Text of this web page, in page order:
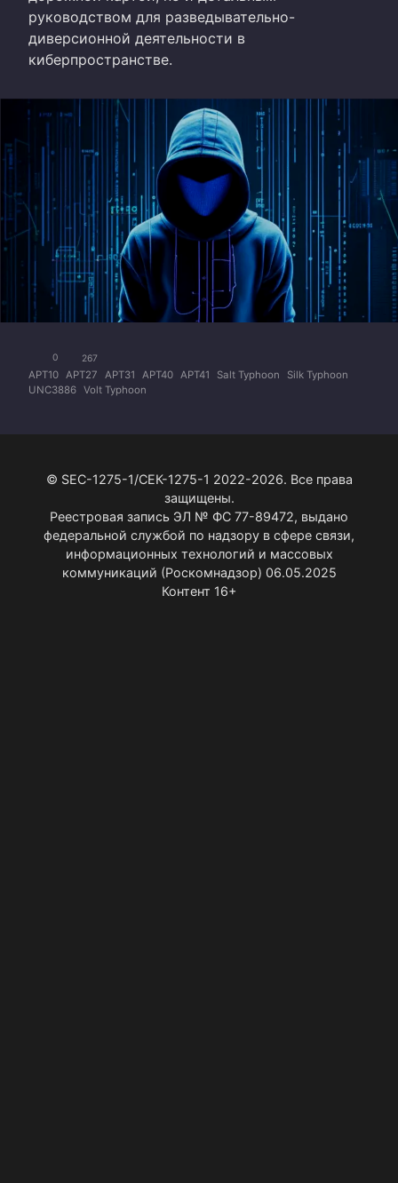
руководством для разведывательно-
диверсионной деятельности в
киберпространстве.
0 267
APT10 APT27 APT31 APT40 APT41 Salt Typhoon
Silk Typhoon
UNC3886 Volt Typhoon
© SEC-1275-1/СЕК-1275-1 2022-2026. Все права
защищены.
Реестровая запись ЭЛ № ФС 77-89472, выдано
федеральной службой по надзору в сфере связи,
информационных технологий и массовых
коммуникаций (Роскомнадзор) 06.05.2025
Контент 16+